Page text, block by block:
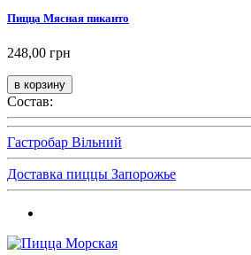
Пицца Мясная пиканто
248,00 грн
Состав:
Гастробар Вільний
Доставка пиццы Запорожье